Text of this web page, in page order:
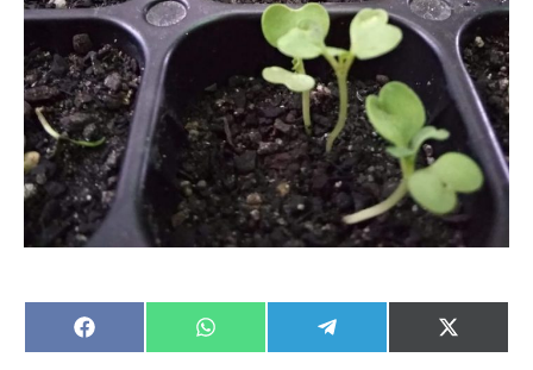
Share
on
Share
on
Share
on
Share
on